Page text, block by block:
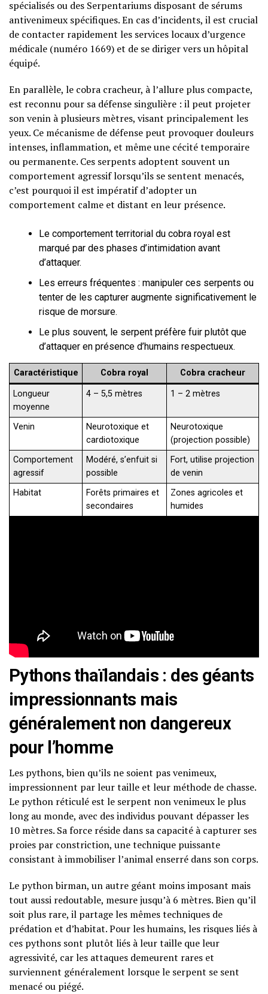
spécialisés ou des Serpentariums disposant de sérums
antivenimeux spécifiques. En cas d’incidents, il est crucial
de contacter rapidement les services locaux d’urgence
médicale (numéro 1669) et de se diriger vers un hôpital
équipé.
En parallèle, le cobra cracheur, à l’allure plus compacte,
est reconnu pour sa défense singulière : il peut projeter
son venin à plusieurs mètres, visant principalement les
yeux. Ce mécanisme de défense peut provoquer douleurs
intenses, inflammation, et même une cécité temporaire
ou permanente. Ces serpents adoptent souvent un
comportement agressif lorsqu’ils se sentent menacés,
c’est pourquoi il est impératif d’adopter un
comportement calme et distant en leur présence.
Le comportement territorial du cobra royal est
marqué par des phases d’intimidation avant
d’attaquer.
Les erreurs fréquentes : manipuler ces serpents ou
tenter de les capturer augmente significativement le
risque de morsure.
Le plus souvent, le serpent préfère fuir plutôt que
d’attaquer en présence d’humains respectueux.
Caractéristique Cobra royal Cobra cracheur
Longueur
moyenne
4 – 5,5 mètres 1 – 2 mètres
Venin
Neurotoxique et
cardiotoxique
Neurotoxique
(projection possible)
Comportement
agressif
Modéré, s’enfuit si
possible
Fort, utilise projection
de venin
Habitat
Forêts primaires et
secondaires
Zones agricoles et
humides
Pythons thaïlandais : des géants
impressionnants mais
généralement non dangereux
pour l’homme
Les pythons, bien qu’ils ne soient pas venimeux,
impressionnent par leur taille et leur méthode de chasse.
Le python réticulé est le serpent non venimeux le plus
long au monde, avec des individus pouvant dépasser les
10 mètres. Sa force réside dans sa capacité à capturer ses
proies par constriction, une technique puissante
consistant à immobiliser l’animal enserré dans son corps.
Le python birman, un autre géant moins imposant mais
tout aussi redoutable, mesure jusqu’à 6 mètres. Bien qu’il
soit plus rare, il partage les mêmes techniques de
prédation et d’habitat. Pour les humains, les risques liés à
ces pythons sont plutôt liés à leur taille que leur
agressivité, car les attaques demeurent rares et
surviennent généralement lorsque le serpent se sent
menacé ou piégé.